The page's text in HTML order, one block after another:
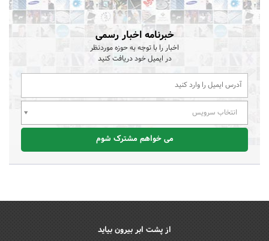
خبرنامه اخبار رسمی
اخبار را با توجه به حوزه موردنظر
در ایمیل خود دریافت کنید
انتخاب سرویس
می خواهم مشترک شوم
از پشت ابر بیرون بیاید